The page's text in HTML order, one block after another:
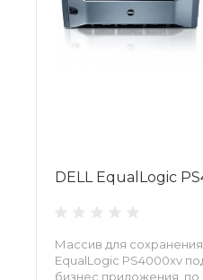
DELL EqualLogic
Массив для
EqualLogic PS4000xv
бизнес приложения,